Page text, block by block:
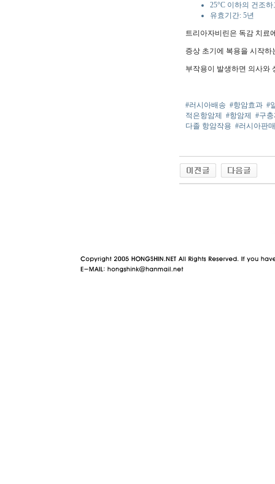
25°C 이하의 건조
유효기간: 5년
트리아자비린은 독감 치료
증상 초기에 복용을 시작
부작용이 발생하면 의사와
#러시아배송 #항암효과 #
적은항암제
#항암제
#구
다졸 항암작용 #러시아판